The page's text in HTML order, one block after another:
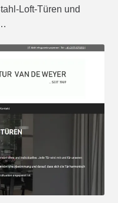
Loft-Türen und